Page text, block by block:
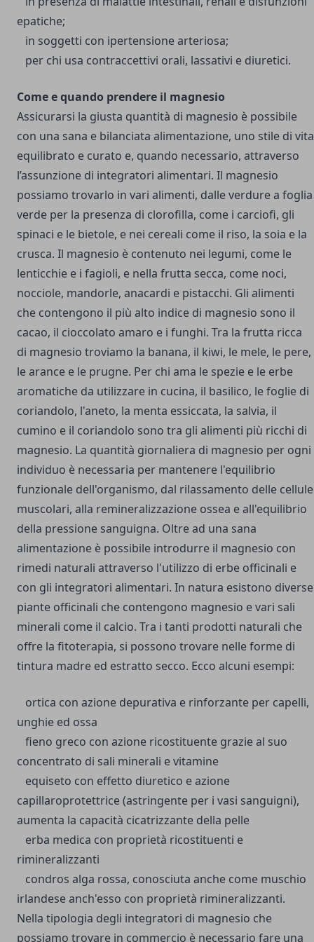
epatiche;
in soggetti con ipertensione arteriosa;
per chi usa contraccettivi orali, lassativi e diuretici.
Come e quando prendere il magnesio
Assicurarsi la giusta quantità di magnesio è possibile
con una sana e bilanciata alimentazione, uno stile di vita
equilibrato e curato e, quando necessario, attraverso
l’assunzione di integratori alimentari. Il magnesio
possiamo trovarlo in vari alimenti, dalle verdure a foglia
verde per la presenza di clorofilla, come i carciofi, gli
spinaci e le bietole, e nei cereali come il riso, la soia e la
crusca. Il magnesio è contenuto nei legumi, come le
lenticchie e i fagioli, e nella frutta secca, come noci,
nocciole, mandorle, anacardi e pistacchi. Gli alimenti
che contengono il più alto indice di magnesio sono il
cacao, il cioccolato amaro e i funghi. Tra la frutta ricca
di magnesio troviamo la banana, il kiwi, le mele, le pere,
le arance e le prugne. Per chi ama le spezie e le erbe
aromatiche da utilizzare in cucina, il basilico, le foglie di
coriandolo, l'aneto, la menta essiccata, la salvia, il
cumino e il coriandolo sono tra gli alimenti più ricchi di
magnesio. La quantità giornaliera di magnesio per ogni
individuo è necessaria per mantenere l'equilibrio
funzionale dell'organismo, dal rilassamento delle cellule
muscolari, alla remineralizzazione ossea e all'equilibrio
della pressione sanguigna. Oltre ad una sana
alimentazione è possibile introdurre il magnesio con
rimedi naturali attraverso l'utilizzo di erbe officinali e
con gli integratori alimentari. In natura esistono diverse
piante officinali che contengono magnesio e vari sali
minerali come il calcio. Tra i tanti prodotti naturali che
offre la fitoterapia, si possono trovare nelle forme di
tintura madre ed estratto secco. Ecco alcuni esempi:
ortica con azione depurativa e rinforzante per capelli,
unghie ed ossa
fieno greco con azione ricostituente grazie al suo
concentrato di sali minerali e vitamine
equiseto con effetto diuretico e azione
capillaroprotettrice (astringente per i vasi sanguigni),
aumenta la capacità cicatrizzante della pelle
erba medica con proprietà ricostituenti e
rimineralizzanti
condros alga rossa, conosciuta anche come muschio
irlandese anch'esso con proprietà rimineralizzanti.
Nella tipologia degli integratori di magnesio che
possiamo trovare in commercio è necessario fare una